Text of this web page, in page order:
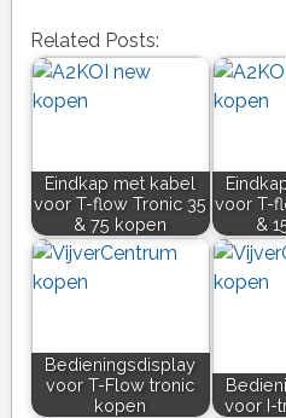
Related Posts:
Eindkap met kabel
voor T-flow Tronic 35
& 75 kopen
voor T-
&
Bedieningsdisplay
voor T-Flow tronic
kopen
voor I-